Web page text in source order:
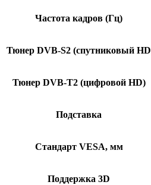
Частота кадров (Гц)
Тюнер DVB-S2 (спутниковый HD
Тюнер DVB-T2 (цифровой HD)
Подставка
Стандарт VESA, мм
Поддержка 3D